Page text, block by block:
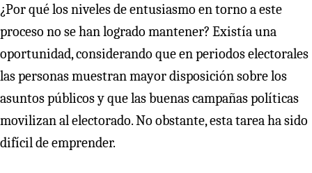
¿Por qué los niveles de entusiasmo en torno a este
proceso no se han logrado mantener? Existía una
oportunidad, considerando que en periodos electorales
las personas muestran mayor disposición sobre los
asuntos públicos y que las buenas campañas políticas
movilizan al electorado. No obstante, esta tarea ha sido
difícil de emprender.